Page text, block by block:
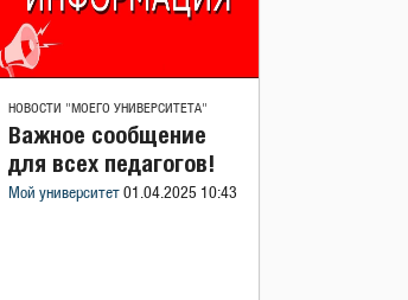
НОВОСТИ "МОЕГО УНИВЕРСИТЕТА"
Важное сообщение
для всех педагогов!
Мой университет 01.04.2025 10:43